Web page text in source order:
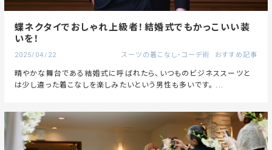
蝶ネクタイでおしゃれ上級者！結婚式でもかっこいい装
いを！
2025/04/22 おすすめ記事
スーツの着こなし・コーデ術
晴やかな舞台である結婚式に呼ばれたら、いつものビジネススーツと
は少し違った着こなしを楽しみたいという男性も多いです。 ...